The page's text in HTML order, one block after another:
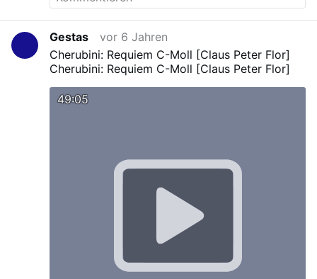
Gestas
vor 6 Jahren
Cherubini: Requiem C-Moll [Claus Peter Flor]
Cherubini: Requiem C-Moll [Claus Peter Flor]
49:05